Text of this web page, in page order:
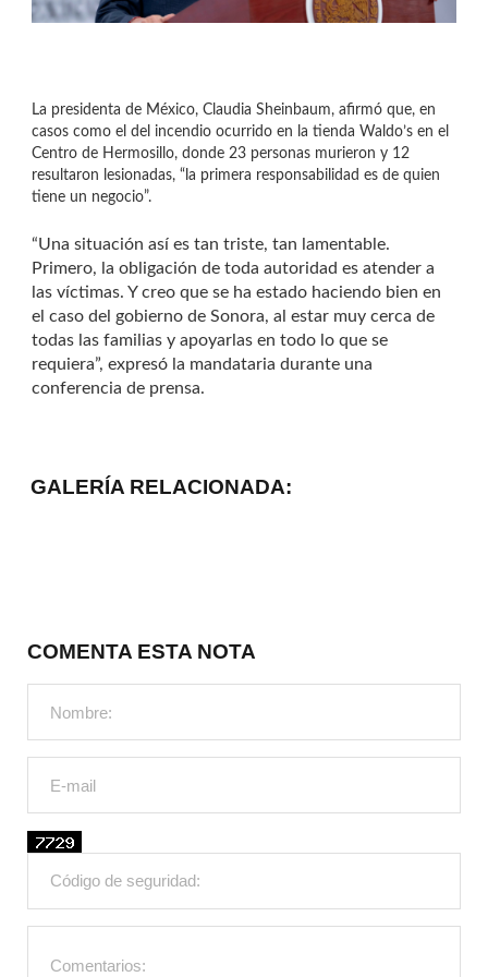
La presidenta de México, Claudia Sheinbaum, afirmó que, en
casos como el del incendio ocurrido en la tienda Waldo’s en el
Centro de Hermosillo, donde 23 personas murieron y 12
resultaron lesionadas, “la primera responsabilidad es de quien
tiene un negocio”.
“Una situación así es tan triste, tan lamentable.
Primero, la obligación de toda autoridad es atender a
las víctimas. Y creo que se ha estado haciendo bien en
el caso del gobierno de Sonora, al estar muy cerca de
todas las familias y apoyarlas en todo lo que se
requiera”, expresó la mandataria durante una
conferencia de prensa.
GALERÍA RELACIONADA:
COMENTA ESTA NOTA